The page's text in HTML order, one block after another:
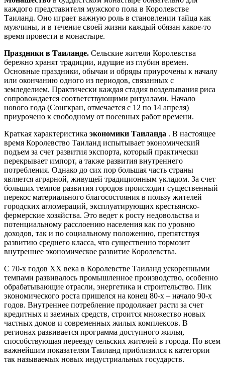
каждого представителя мужского пола в Королевстве
Таиланд. Оно играет важную роль в становлении тайца как
мужчины, и в течение своей жизни каждый обязан какое-то
время провести в монастыре.
Праздники в Таиланде. Сельские жители Королевства
бережно хранят традиции, идущие из глубин времен.
Основные праздники, обычаи и обряды приурочены к началу
или окончанию одного из периодов, связанных с
земледелием. Практически каждая стадия возделывания риса
сопровождается соответствующими ритуалами. Начало
нового года (Сонгкран, отмечается с 12 по 14 апреля)
приурочено к свободному от посевных работ времени.
Краткая характеристика экономики Таиланда . В настоящее
время Королевство Таиланд испытывает экономический
подъем за счет развития экспорта, который практически
перекрывает импорт, а также развития внутреннего
потребления. Однако до сих пор большая часть страны
является аграрной, живущей традиционным укладом. За счет
больших темпов развития городов происходит существенный
перекос материального благосостояния в пользу жителей
городских агломераций, эксплуатирующих крестьянско-
фермерские хозяйства. Это ведет к росту недовольства и
потенциальному расслоению населения как по уровню
доходов, так и по социальному положению, препятствуя
развитию среднего класса, что существенно тормозит
внутреннее экономическое развитие Королевства.
С 70-х годов XX века в Королевстве Таиланд ускоренными
темпами развивалось промышленное производство, особенно
обрабатывающие отрасли, энергетика и строительство. Пик
экономического роста пришелся на конец 80-х – начало 90-х
годов. Внутреннее потребление продолжает расти за счет
кредитных и заемных средств, строится множество новых
частных домов и современных жилых комплексов. В
регионах развивается программа доступного жилья,
способствующая переезду сельских жителей в города. По всем
важнейшим показателям Таиланд приблизился к категории
так называемых новых индустриальных государств.